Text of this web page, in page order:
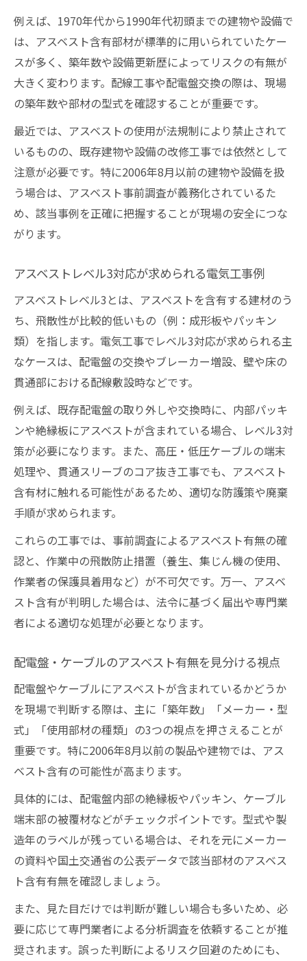
例えば、1970年代から1990年代初頭までの建物や設備で
は、アスベスト含有部材が標準的に用いられていたケー
スが多く、築年数や設備更新歴によってリスクの有無が
大きく変わります。配線工事や配電盤交換の際は、現場
の築年数や部材の型式を確認することが重要です。
最近では、アスベストの使用が法規制により禁止されて
いるものの、既存建物や設備の改修工事では依然として
注意が必要です。特に2006年8月以前の建物や設備を扱
う場合は、アスベスト事前調査が義務化されているた
め、該当事例を正確に把握することが現場の安全につな
がります。
アスベストレベル3対応が求められる電気工事例
アスベストレベル3とは、アスベストを含有する建材のう
ち、飛散性が比較的低いもの（例：成形板やパッキン
類）を指します。電気工事でレベル3対応が求められる主
なケースは、配電盤の交換やブレーカー増設、壁や床の
貫通部における配線敷設時などです。
例えば、既存配電盤の取り外しや交換時に、内部パッキ
ンや絶縁板にアスベストが含まれている場合、レベル3対
策が必要になります。また、高圧・低圧ケーブルの端末
処理や、貫通スリーブのコア抜き工事でも、アスベスト
含有材に触れる可能性があるため、適切な防護策や廃棄
手順が求められます。
これらの工事では、事前調査によるアスベスト有無の確
認と、作業中の飛散防止措置（養生、集じん機の使用、
作業者の保護具着用など）が不可欠です。万一、アスベ
スト含有が判明した場合は、法令に基づく届出や専門業
者による適切な処理が必要となります。
配電盤・ケーブルのアスベスト有無を見分ける視点
配電盤やケーブルにアスベストが含まれているかどうか
を現場で判断する際は、主に「築年数」「メーカー・型
式」「使用部材の種類」の3つの視点を押さえることが
重要です。特に2006年8月以前の製品や建物では、アス
ベスト含有の可能性が高まります。
具体的には、配電盤内部の絶縁板やパッキン、ケーブル
端末部の被覆材などがチェックポイントです。型式や製
造年のラベルが残っている場合は、それを元にメーカー
の資料や国土交通省の公表データで該当部材のアスベス
ト含有有無を確認しましょう。
また、見た目だけでは判断が難しい場合も多いため、必
要に応じて専門業者による分析調査を依頼することが推
奨されます。誤った判断によるリスク回避のためにも、